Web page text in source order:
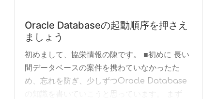
Oracle Databaseの起動順序を押さえ
ましょう
初めまして、協栄情報の陳です。 ■初めに 長い
間データベースの案件を携わていなかったた
め、忘れを防ぎ、少しずつOracle Database
の知識を書いていこうと思っています。 まず